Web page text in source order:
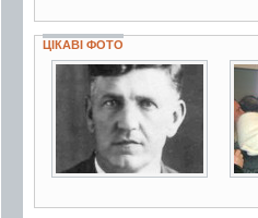
ЦІКАВІ ФОТО
3 фото